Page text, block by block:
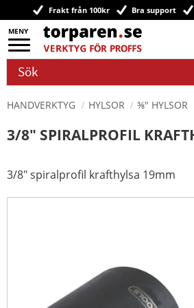
Meny
Frakt från 100kr Bra support
HANDVERKTYG HYLSOR ⅜" HYLSOR
3/8" SPIRALPROFIL
3/8" spiralprofil krafthylsa 19mm